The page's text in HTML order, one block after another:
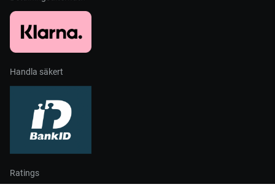
Handla säkert
Ratings